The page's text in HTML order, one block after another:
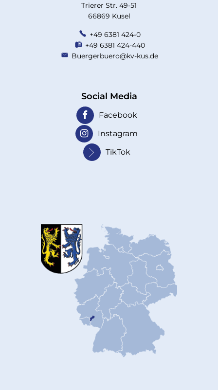
Trierer Str. 49-51
66869 Kusel
+49 6381 424-0
+49 6381 424-440
Buergerbuero@kv-kus.de
Social Media
Facebook
Instagram
TikTok